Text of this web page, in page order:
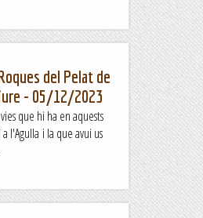
del Pelat de
- 05/12/2023
que hi ha en aquests
l'Agulla i la que avui us